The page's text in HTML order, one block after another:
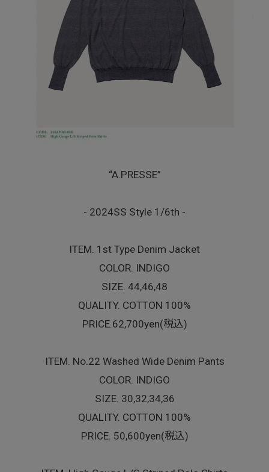
“A.PRESSE”
- 2024SS Style 1/6th -
ITEM. 1st Type Denim Jacket
COLOR. INDIGO
SIZE. 44,46,48
QUALITY. COTTON 100%
PRICE.62,700yen(税込)
ITEM. No.22 Washed Wide Denim Pants
COLOR. INDIGO
SIZE. 30,32,34,36
QUALITY. COTTON 100%
PRICE. 50,600yen(税込)